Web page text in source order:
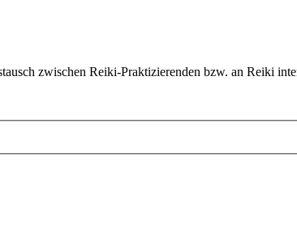
zwischen Reiki-Praktizierenden bzw. an Reiki